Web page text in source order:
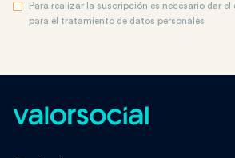
Para realizar la suscripción es necesario dar
para el tratamiento de datos personales